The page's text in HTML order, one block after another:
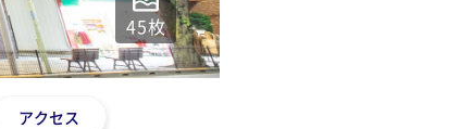
45枚
アクセス